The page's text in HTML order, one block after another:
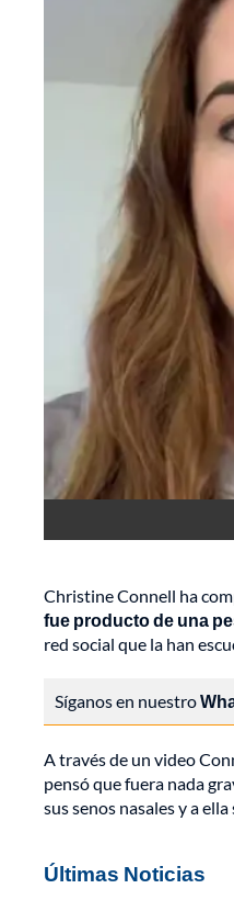
Christine Connell ha
fue producto de una
red social que la han
Síganos en nuestro
A través de un video
pensó que fuera nada
sus senos nasales y a
Últimas Noticias